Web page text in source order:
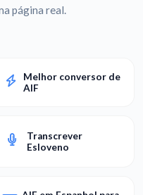
página real.
Melhor conversor de
AIF
Transcrever
Esloveno